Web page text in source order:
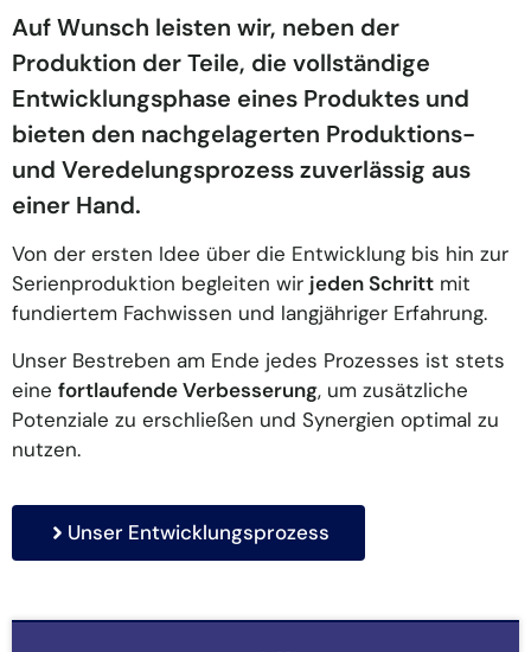
Auf Wunsch leisten wir, neben der
Produktion der Teile, die vollständige
Entwicklungsphase eines Produktes und
bieten den nachgelagerten Produktions-
und Veredelungsprozess zuverlässig aus
einer Hand.
Von der ersten Idee über die Entwicklung bis hin zur
Serienproduktion begleiten wir jeden Schritt mit
fundiertem Fachwissen und langjähriger Erfahrung.
Unser Bestreben am Ende jedes Prozesses ist stets
eine fortlaufende Verbesserung, um zusätzliche
Potenziale zu erschließen und Synergien optimal zu
nutzen.
Unser Entwicklungsprozess